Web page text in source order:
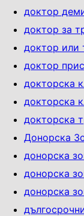
доктор
доктор за
доктор или
доктор
докторска
докторска
докторска
Донорска
донорска
донорска
донорска